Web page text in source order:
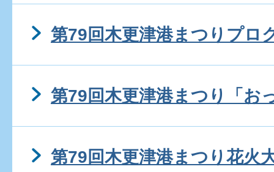
第79回木更津港まつりプロ
第79回木更津港まつり「お
第79回木更津港まつり花火